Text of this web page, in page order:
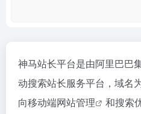
神马站长平台是由阿里巴巴
动搜索站长服务平台，域名
向移动端网站管理
和搜索